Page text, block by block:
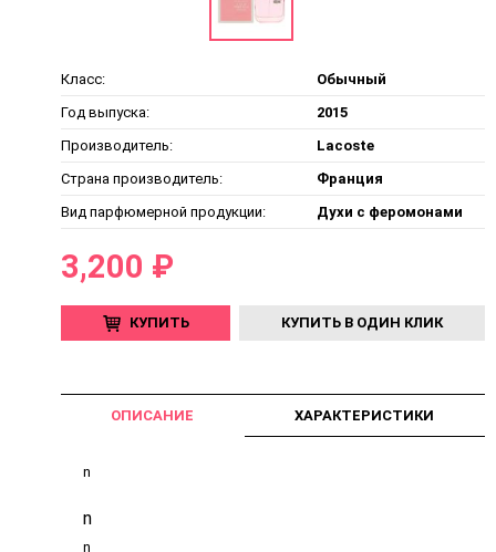
Класс:
Обычный
Год выпуска:
2015
Производитель:
Lacoste
Страна производитель:
Франция
Вид парфюмерной продукции:
Духи с феромонами
3,200 ₽
КУПИТЬ КУПИТЬ В ОДИН КЛИК
ОПИСАНИЕ ХАРАКТЕРИСТИКИ
n
n
n